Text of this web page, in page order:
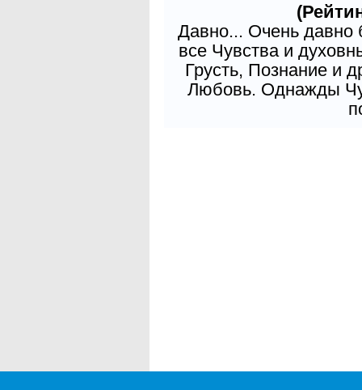
Давно... Очень давно
все Чувства и
Грусть, Познание и
Любовь. Однажды